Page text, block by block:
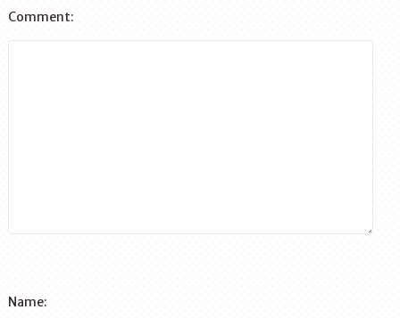
Comment:
Name: